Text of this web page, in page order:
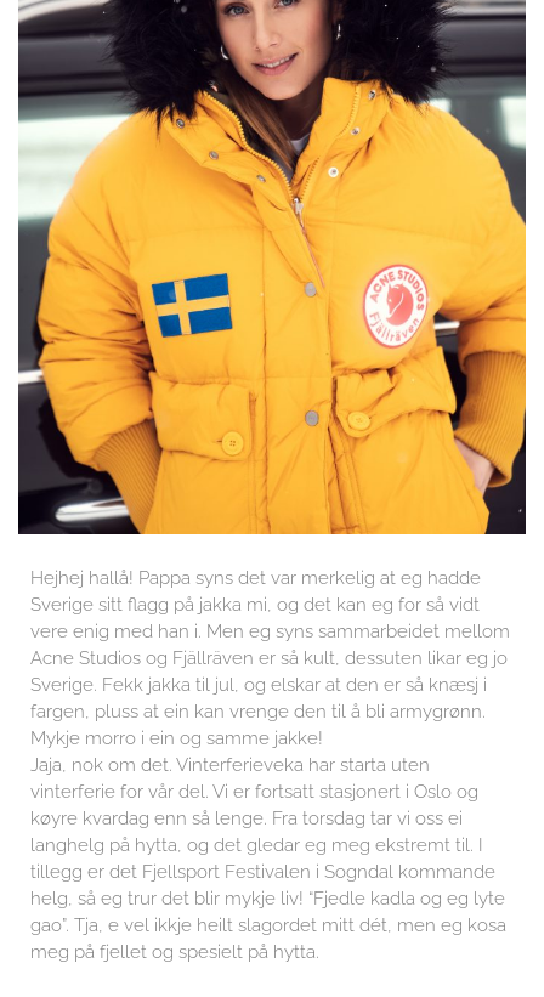
Hejhej hallå! Pappa syns det var merkelig at eg hadde
Sverige sitt flagg på jakka mi, og det kan eg for så vidt
vere enig med han i. Men eg syns sammarbeidet mellom
Acne Studios og Fjällräven er så kult, dessuten likar eg jo
Sverige. Fekk jakka til jul, og elskar at den er så knæsj i
fargen, pluss at ein kan vrenge den til å bli armygrønn.
Mykje morro i ein og samme jakke!
Jaja, nok om det. Vinterferieveka har starta uten
vinterferie for vår del. Vi er fortsatt stasjonert i Oslo og
køyre kvardag enn så lenge. Fra torsdag tar vi oss ei
langhelg på hytta, og det gledar eg meg ekstremt til. I
tillegg er det Fjellsport Festivalen i Sogndal kommande
helg, så eg trur det blir mykje liv! “Fjedle kadla og eg lyte
gao”. Tja, e vel ikkje heilt slagordet mitt dét, men eg kosa
meg på fjellet og spesielt på hytta.